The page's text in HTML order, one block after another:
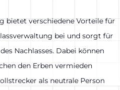
bietet verschiedene Vorteile für
bei und sorgt für
Nachlasses. Dabei können
den Erben vermieden
als neutrale Person